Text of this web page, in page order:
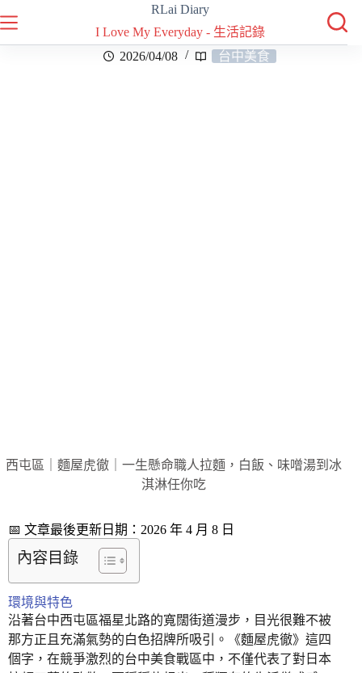
RLai Diary
I Love My Everyday - 生活記錄
2026/04/08
台中美食
西屯區｜麵屋虎徹｜一生懸命職人拉麵，白飯、味噌湯到冰
淇淋任你吃
📅 文章最後更新日期：2026 年 4 月 8 日
內容目錄
環境與特色
沿著台中西屯區福星北路的寬闊街道漫步，目光很難不被
那方正且充滿氣勢的白色招牌所吸引。《麵屋虎徹》這四
個字，在競爭激烈的台中美食戰區中，不僅代表了對日本